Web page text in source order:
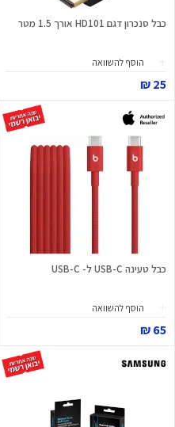
כבל סנכרון דגם HD101 אורך 1.5 מטר
הוסף להשוואה
25 ₪
כבל טעינה USB-C ל- USB-C
הוסף להשוואה
65 ₪